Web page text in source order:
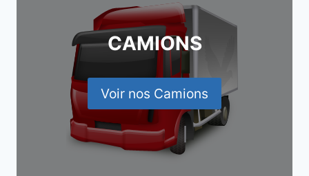
CAMIONS
Voir nos Camions